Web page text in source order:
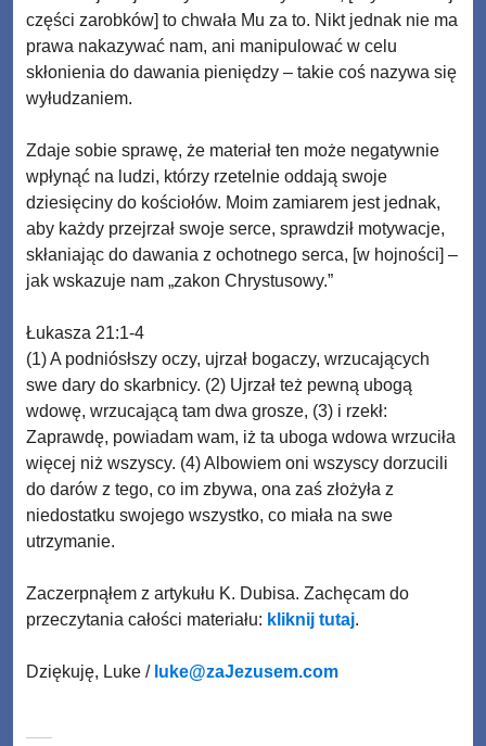
części zarobków] to chwała Mu za to. Nikt jednak nie ma
prawa nakazywać nam, ani manipulować w celu
skłonienia do dawania pieniędzy – takie coś nazywa się
wyłudzaniem.
Zdaje sobie sprawę, że materiał ten może negatywnie
wpłynąć na ludzi, którzy rzetelnie oddają swoje
dziesięciny do kościołów. Moim zamiarem jest jednak,
aby każdy przejrzał swoje serce, sprawdził motywacje,
skłaniając do dawania z ochotnego serca, [w hojności] –
jak wskazuje nam „zakon Chrystusowy.”
Łukasza 21:1-4
(1) A podniósłszy oczy, ujrzał bogaczy, wrzucających
swe dary do skarbnicy. (2) Ujrzał też pewną ubogą
wdowę, wrzucającą tam dwa grosze, (3) i rzekł:
Zaprawdę, powiadam wam, iż ta uboga wdowa wrzuciła
więcej niż wszyscy. (4) Albowiem oni wszyscy dorzucili
do darów z tego, co im zbywa, ona zaś złożyła z
niedostatku swojego wszystko, co miała na swe
utrzymanie.
Zaczerpnąłem z artykułu K. Dubisa. Zachęcam do
przeczytania całości materiału: kliknij tutaj.
Dziękuję, Luke / luke@zaJezusem.com